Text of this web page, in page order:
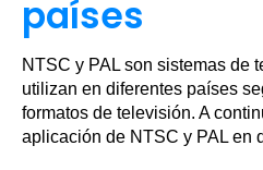
países
NTSC y PAL son sistemas de
utilizan en diferentes países
formatos de televisión. A
aplicación de NTSC y PAL en